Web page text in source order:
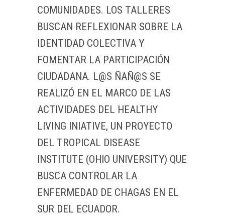
COMUNIDADES. LOS TALLERES
BUSCAN REFLEXIONAR SOBRE LA
IDENTIDAD COLECTIVA Y
FOMENTAR LA PARTICIPACIÓN
CIUDADANA. L@S ÑAÑ@S SE
REALIZÓ EN EL MARCO DE LAS
ACTIVIDADES DEL HEALTHY
LIVING INIATIVE, UN PROYECTO
DEL TROPICAL DISEASE
INSTITUTE (OHIO UNIVERSITY) QUE
BUSCA CONTROLAR LA
ENFERMEDAD DE CHAGAS EN EL
SUR DEL ECUADOR.